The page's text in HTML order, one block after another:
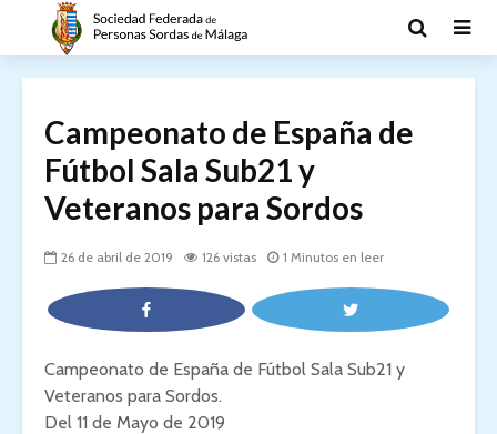
Campeonato de España de
Fútbol Sala Sub21 y
Veteranos para Sordos
26 de abril de 2019 126 vistas 1 Minutos en leer
Campeonato de España de Fútbol Sala Sub21 y
Veteranos para Sordos.
Del 11 de Mayo de 2019